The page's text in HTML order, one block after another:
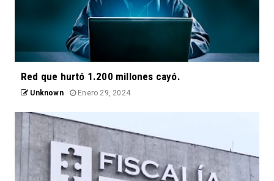
Red que hurtó 1.200 millones cayó.
Unknown Enero 29, 2024